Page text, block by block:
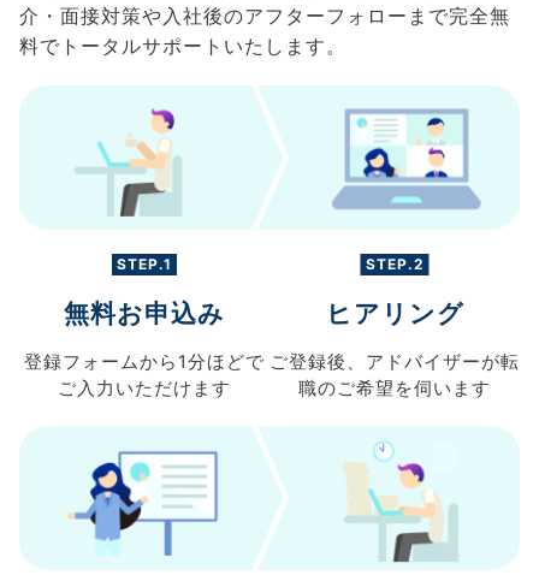
介・面接対策や入社後のアフターフォローまで完全無
料でトータルサポートいたします。
STEP.1
無料お申込み
登録フォームから 1分ほどで
ご入力 いただけます
STEP.2
ヒアリング
ご登録後、 アドバイザーが転
職のご希望を伺います